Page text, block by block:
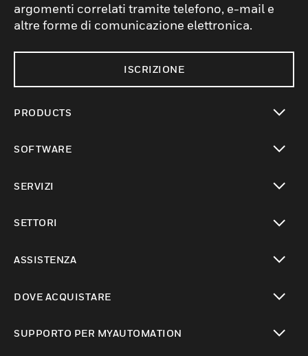
argomenti correlati tramite telefono, e-mail e
altre forme di comunicazione elettronica.
ISCRIZIONE
PRODUCTS
SOFTWARE
SERVIZI
SETTORI
ASSISTENZA
DOVE ACQUISTARE
SUPPORTO PER MYAUTOMATION